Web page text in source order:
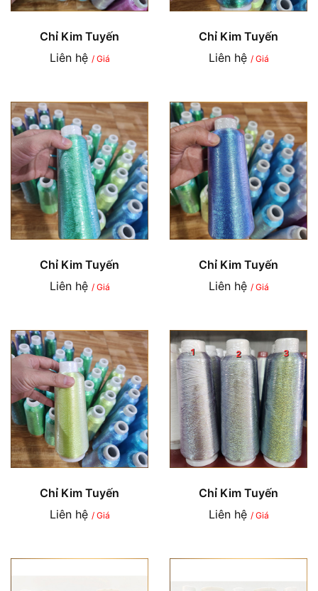
Chỉ Kim Tuyến
Liên hệ / Giá
Chỉ Kim Tuyến
Liên hệ / Giá
Chỉ Kim Tuyến
Liên hệ / Giá
Chỉ Kim Tuyến
Liên hệ / Giá
Chỉ Kim Tuyến
Liên hệ / Giá
Chỉ Kim Tuyến
Liên hệ / Giá